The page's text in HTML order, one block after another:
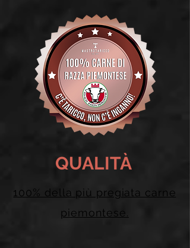
QUALITÀ
100% della più pregiata carne
piemontese.